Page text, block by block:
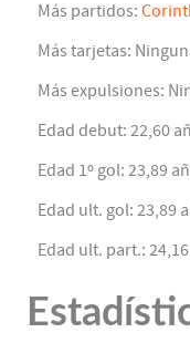
Más partidos:
Más tarjetas:
Más expulsiones:
Edad debut: 22,60
Edad 1º gol: 23,89
Edad ult. gol: 23,89
Edad ult. part.: